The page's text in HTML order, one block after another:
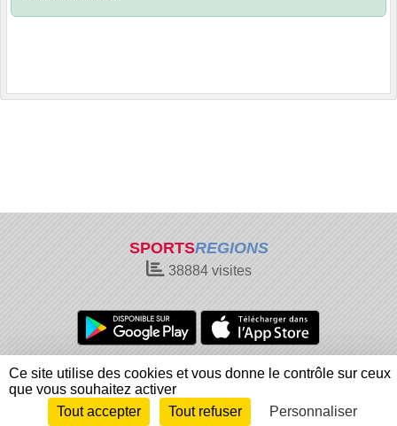
SPORTSREGIONS
38884visites
Charte cookies
Gestion des cookies
Informations légales
Signaler un contenu inapproprié
Envie de participer ?
Connexion
Ce site utilise des cookies et vous donne le contrôle sur ceux
que vous souhaitez activer
Tout accepter
Tout refuser Personnaliser